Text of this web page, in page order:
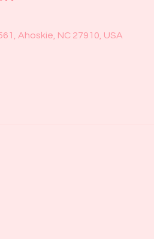
Ahoskie, NC 27910, USA